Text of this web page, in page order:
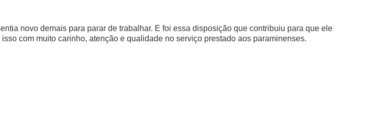
novo demais para parar de trabalhar. E foi essa disposição que contribuiu para que ele
com muito carinho, atenção e qualidade no serviço prestado aos paraminenses.